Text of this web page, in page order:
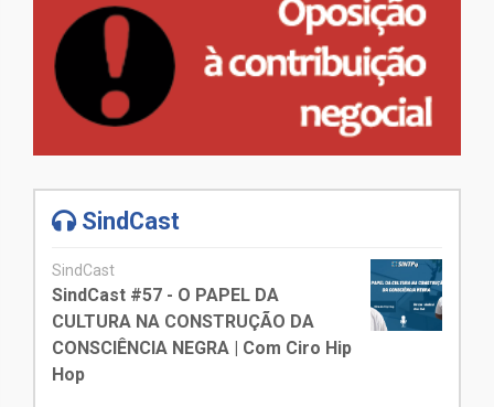
SindCast
SindCast
SindCast #57 - O PAPEL DA
CULTURA NA CONSTRUÇÃO DA
CONSCIÊNCIA NEGRA | Com Ciro Hip
Hop